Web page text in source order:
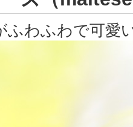
ふわふわで可愛